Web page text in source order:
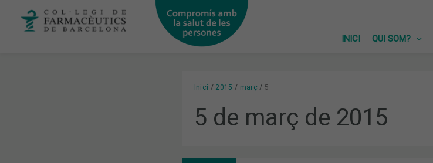
INICI
QUI SOM?
Inici 2015 març 5
5 de març de 2015